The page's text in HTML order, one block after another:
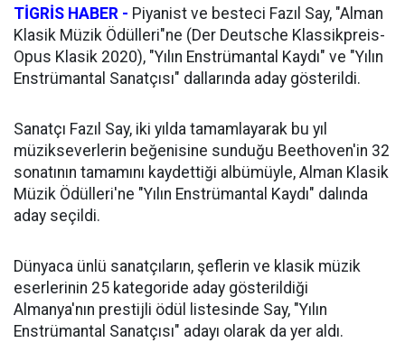
TİGRİS HABER - Piyanist ve besteci Fazıl Say, "Alman
Klasik Müzik Ödülleri"ne (Der Deutsche Klassikpreis-
Opus Klasik 2020), "Yılın Enstrümantal Kaydı" ve "Yılın
Enstrümantal Sanatçısı" dallarında aday gösterildi.
Sanatçı Fazıl Say, iki yılda tamamlayarak bu yıl
müzikseverlerin beğenisine sunduğu Beethoven'in 32
sonatının tamamını kaydettiği albümüyle, Alman Klasik
Müzik Ödülleri'ne "Yılın Enstrümantal Kaydı" dalında
aday seçildi.
Dünyaca ünlü sanatçıların, şeflerin ve klasik müzik
eserlerinin 25 kategoride aday gösterildiği
Almanya'nın prestijli ödül listesinde Say, "Yılın
Enstrümantal Sanatçısı" adayı olarak da yer aldı.